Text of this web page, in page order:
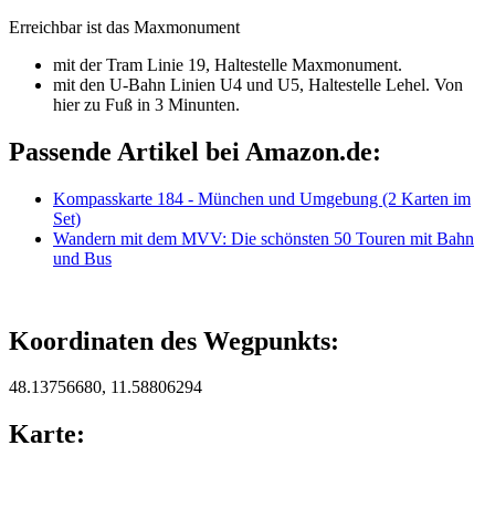
Erreichbar ist das Maxmonument
mit der Tram Linie 19, Haltestelle Maxmonument.
mit den U-Bahn Linien U4 und U5, Haltestelle Lehel. Von
hier zu Fuß in 3 Minunten.
Passende Artikel bei Amazon.de:
Kompasskarte 184 - München und Umgebung (2 Karten im
Set)
Wandern mit dem MVV: Die schönsten 50 Touren mit Bahn
und Bus
Koordinaten des Wegpunkts:
48.13756680, 11.58806294
Karte: